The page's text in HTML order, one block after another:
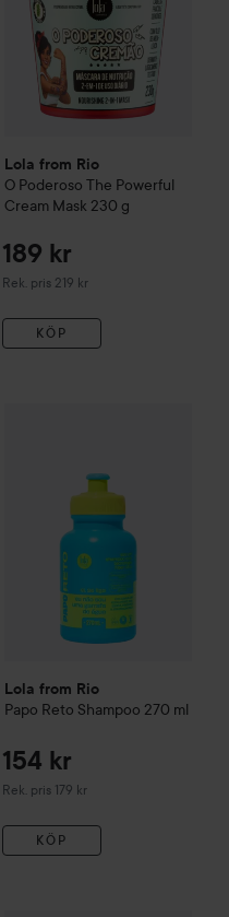
Lola from Rio
O Poderoso The Powerful
Cream Mask 230 g
189 kr
Rek. pris 219 kr
Rekommenderat pris 219 kr
KÖP
Lola from Rio
Papo Reto Shampoo 270 ml
154 kr
Rek. pris 179 kr
Rekommenderat pris 179 kr
KÖP